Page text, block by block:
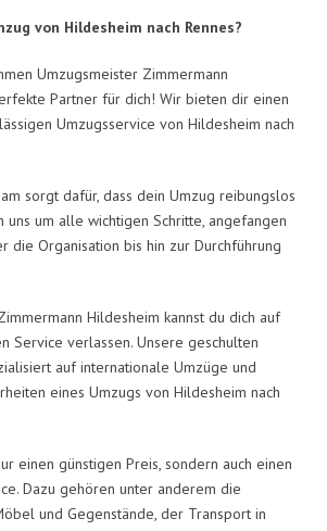
von Hildesheim nach Rennes?
Umzugsmeister Zimmermann
Partner für dich! Wir bieten dir einen
Umzugsservice von Hildesheim nach
sorgt dafür, dass dein Umzug reibungslos
uns um alle wichtigen Schritte, angefangen
die Organisation bis hin zur Durchführung
Hildesheim kannst du dich auf
Service verlassen. Unsere geschulten
auf internationale Umzüge und
eines Umzugs von Hildesheim nach
einen günstigen Preis, sondern auch einen
Dazu gehören unter anderem die
und Gegenstände, der Transport in